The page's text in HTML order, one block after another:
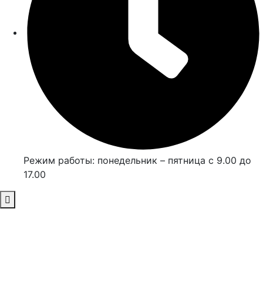
Режим работы: понедельник – пятница с 9.00 до
17.00